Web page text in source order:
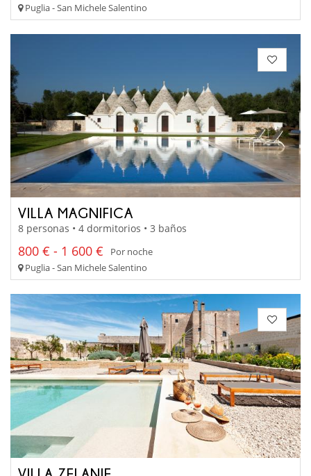
Puglia - San Michele Salentino
VILLA MAGNIFICA
8 personas • 4 dormitorios • 3 baños
800 € - 1 600 €
Por noche
Puglia - San Michele Salentino
VILLA ZELANIE